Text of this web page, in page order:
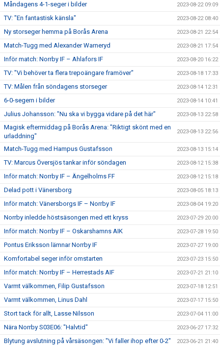
Måndagens 4-1-seger i bilder 2023-08-22 09:09
TV: "En fantastisk känsla" 2023-08-22 08:40
Ny storseger hemma på Borås Arena 2023-08-21 22:54
Match-Tugg med Alexander Warneryd 2023-08-21 17:54
Inför match: Norrby IF – Ahlafors IF 2023-08-20 16:22
TV: "Vi behöver ta flera trepoängare framöver" 2023-08-18 17:33
TV: Målen från söndagens storseger 2023-08-14 12:31
6-0-segern i bilder 2023-08-14 10:41
Julius Johansson: "Nu ska vi bygga vidare på det här" 2023-08-13 22:58
Magisk eftermiddag på Borås Arena: "Riktigt skönt med en
urladdning"
2023-08-13 22:56
Match-Tugg med Hampus Gustafsson 2023-08-13 15:14
TV: Marcus Översjös tankar inför söndagen 2023-08-12 15:38
Inför match: Norrby IF – Ängelholms FF 2023-08-12 15:18
Delad pott i Vänersborg 2023-08-05 18:13
Inför match: Vänersborgs IF – Norrby IF 2023-08-04 19:20
Norrby inledde höstsäsongen med ett kryss 2023-07-29 20:00
Inför match: Norrby IF – Oskarshamns AIK 2023-07-28 19:50
Pontus Eriksson lämnar Norrby IF 2023-07-27 19:00
Komfortabel seger inför omstarten 2023-07-23 15:50
Inför match: Norrby IF – Herrestads AIF 2023-07-21 21:10
Varmt välkommen, Filip Gustafsson 2023-07-18 12:51
Varmt välkommen, Linus Dahl 2023-07-17 15:50
Stort tack för allt, Lasse Nilsson 2023-07-04 11:00
Nära Norrby S03E06: "Halvtid" 2023-06-27 17:32
Blytung avslutning på vårsäsongen: "Vi faller ihop efter 0-2" 2023-06-21 21:40